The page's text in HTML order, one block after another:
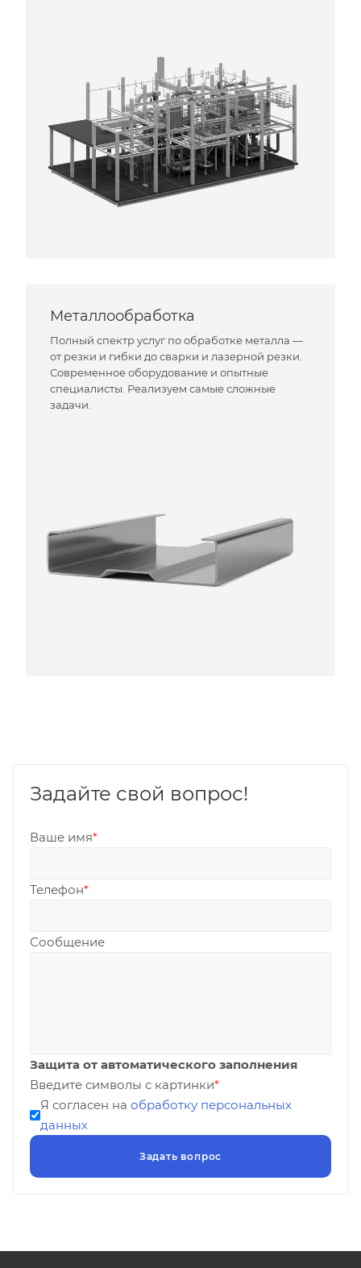
Металлообработка
Полный спектр услуг по обработке металла —
от резки и гибки до сварки и лазерной резки.
Современное оборудование и опытные
специалисты. Реализуем самые сложные
задачи.
Задайте свой вопрос!
Ваше имя*
Телефон*
Сообщение
Защита от автоматического заполнения
Введите символы с картинки*
Я согласен на обработку персональных
данных